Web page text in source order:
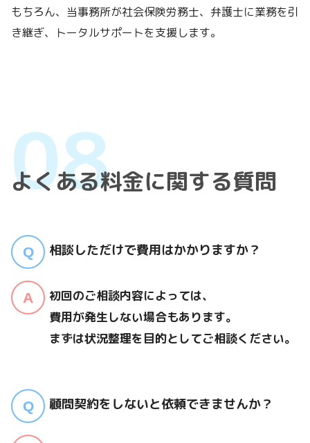
もちろん、当事務所が社会保険労務士、弁護士に業務を引
き継ぎ、トータルサポートを支援します。
よくある料金に関する質問
相談しただけで費用はかかりますか？
初回のご相談内容によっては、
費用が発生しない場合もあります。
まずは状況整理を目的としてご相談ください。
顧問契約をしないと依頼できませんか？